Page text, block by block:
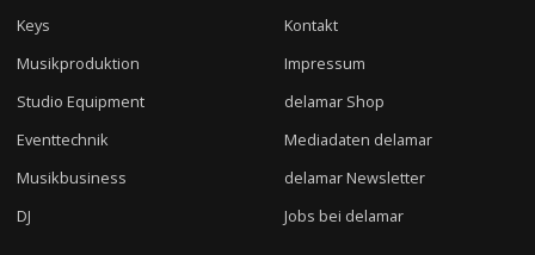
Keys
Musikproduktion
Studio Equipment
Eventtechnik
Musikbusiness
DJ
Kontakt
Impressum
delamar Shop
Mediadaten delamar
delamar Newsletter
Jobs bei delamar